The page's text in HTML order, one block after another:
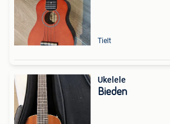
Tielt
Ukelele
Bieden